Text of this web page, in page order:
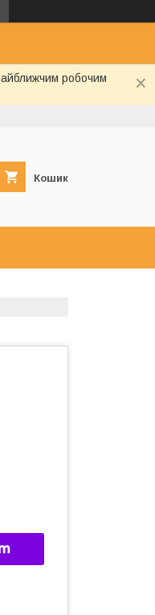
робочим
Кошик